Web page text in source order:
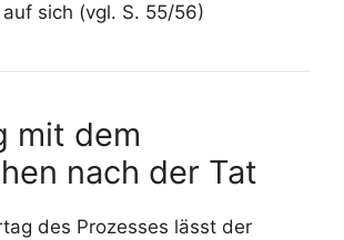
sich (vgl. S. 55/56)
mit dem
nach der Tat
des Prozesses lässt der